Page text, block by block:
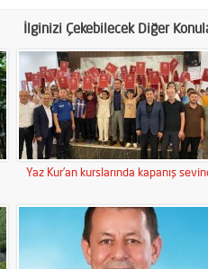
İlginizi Çekebilecek Diğer
Yaz Kur’an kurslarında kapanış